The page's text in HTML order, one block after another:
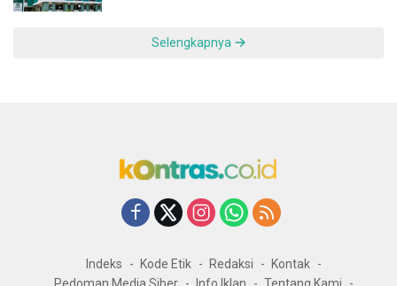
Selengkapnya
Indeks Kode Etik Redaksi
Kontak